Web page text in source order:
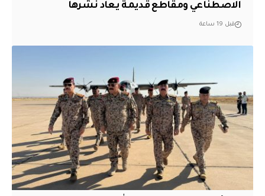
الاصطناعي ومقاطع قديمة يعاد نشرها
قبل 19 ساعة